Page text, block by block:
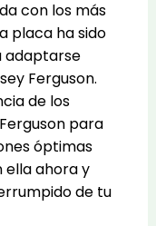
con los más
placa ha sido
adaptarse
Ferguson.
de los
para
óptimas
ella ahora y
de tu